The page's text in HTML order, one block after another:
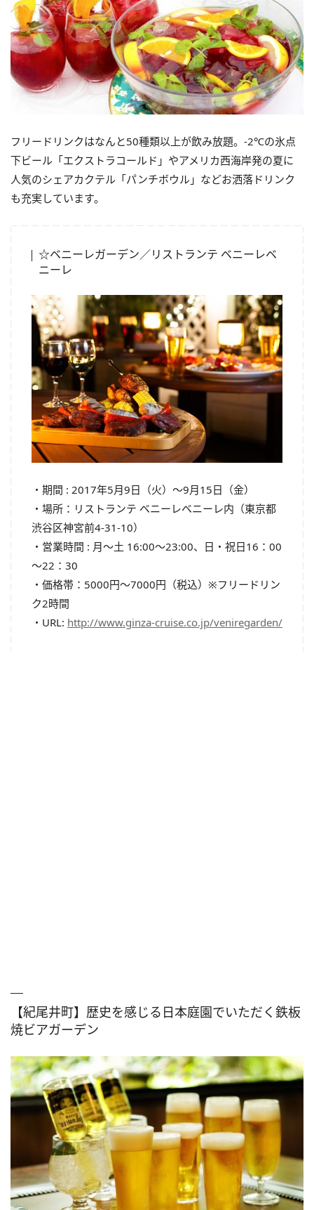
フリードリンクはなんと50種類以上が飲み放題。-2℃の氷点
下ビール「エクストラコールド」やアメリカ西海岸発の夏に
人気のシェアカクテル「パンチボウル」などお洒落ドリンク
も充実しています。
☆ベニーレガーデン／リストランテ ベニーレベ
ニーレ
・期間 : 2017年5月9日（火）～9月15日（金）
・場所：リストランテ ベニーレベニーレ内（東京都
渋谷区神宮前4-31-10）
・営業時間 : 月～土 16:00～23:00、日・祝日16：00
～22：30
・価格帯：5000円～7000円（税込）※フリードリン
ク2時間
・URL: http://www.ginza-cruise.co.jp/veniregarden/
【紀尾井町】歴史を感じる日本庭園でいただく鉄板
焼ビアガーデン